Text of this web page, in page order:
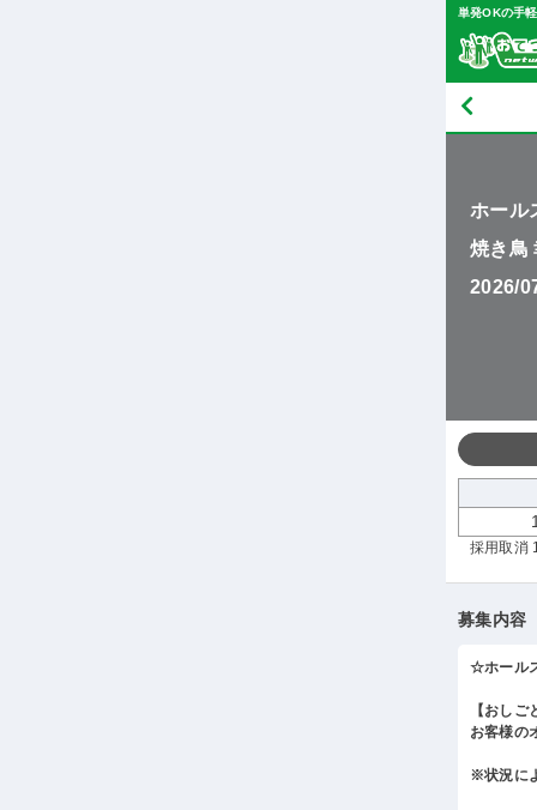
単発OKの手
ホール
焼き鳥
2026/
採用取消
募集内容
☆ホール
【おしご
お客様の
※状況に